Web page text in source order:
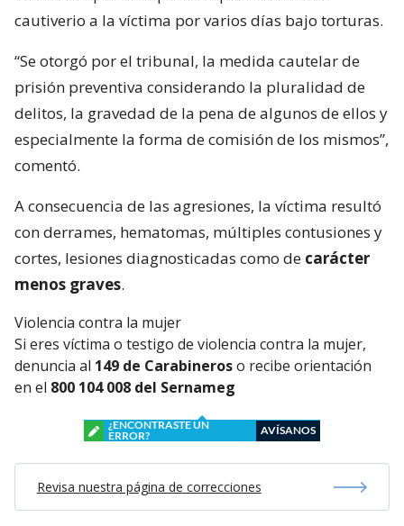
cautiverio a la víctima por varios días bajo torturas.
“Se otorgó por el tribunal, la medida cautelar de
prisión preventiva considerando la pluralidad de
delitos, la gravedad de la pena de algunos de ellos y
especialmente la forma de comisión de los mismos”,
comentó.
A consecuencia de las agresiones, la víctima resultó
con derrames, hematomas, múltiples contusiones y
cortes, lesiones diagnosticadas como de carácter
menos graves.
Violencia contra la mujer
Si eres víctima o testigo de violencia contra la mujer,
denuncia al 149 de Carabineroso recibe orientación
en el 800 104 008 del Sernameg
¿ENCONTRASTE UN
ERROR?
AVÍSANOS
Revisa nuestra página de correcciones